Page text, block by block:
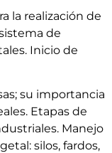
la realización de
de
Inicio de
su importancia
Etapas de
Manejo
silos, fardos,